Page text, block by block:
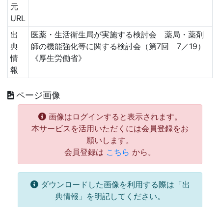
元
URL
出
典
情
報
医薬・生活衛生局が実施する検討会 薬局・薬剤
師の機能強化等に関する検討会（第7回 7／19）
《厚生労働省》
ページ画像
画像はログインすると表示されます。
本サービスを活用いただくには会員登録をお
願いします。
会員登録は こちら から。
ダウンロードした画像を利用する際は「出
典情報」を明記してください。